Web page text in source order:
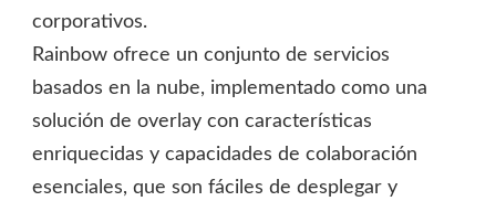
corporativos.
Rainbow ofrece un conjunto de servicios
basados en la nube, implementado como una
solución de overlay con características
enriquecidas y capacidades de colaboración
esenciales, que son fáciles de desplegar y